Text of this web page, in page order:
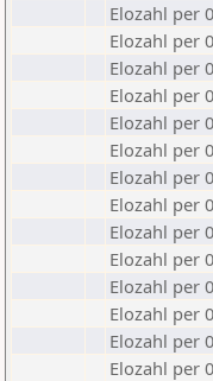
Elozahl per
Elozahl per
Elozahl per
Elozahl per
Elozahl per
Elozahl per
Elozahl per
Elozahl per
Elozahl per
Elozahl per
Elozahl per
Elozahl per
Elozahl per
Elozahl per